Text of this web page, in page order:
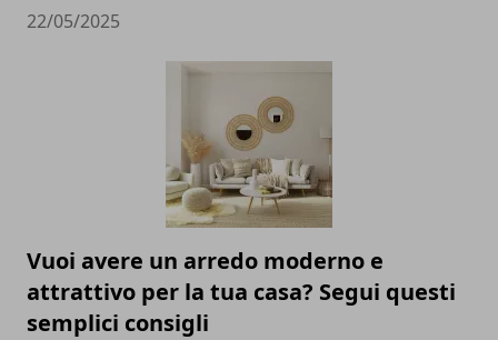
22/05/2025
Vuoi avere un arredo moderno e
attrattivo per la tua casa? Segui questi
semplici consigli